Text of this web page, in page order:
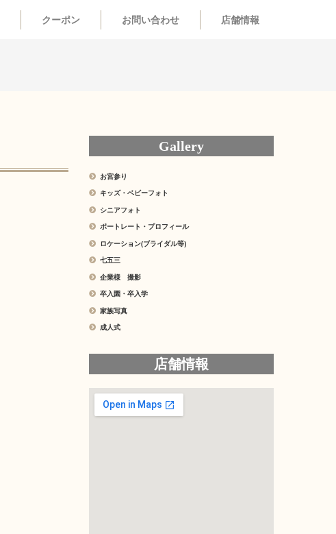
クーポン お問い合わせ 店舗情報
Gallery
お宮参り
キッズ・ベビーフォト
シニアフォト
ポートレート・プロフィール
ロケーション(ブライダル等)
七五三
企業様 撮影
卒入園・卒入学
家族写真
成人式
店舗情報